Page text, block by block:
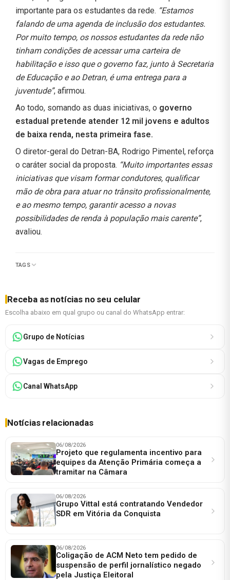
importante para os estudantes da rede. “Estamos
falando de uma agenda de inclusão dos estudantes.
Por muito tempo, os nossos estudantes da rede não
tinham condições de acessar uma carteira de
habilitação e isso que o governo faz, junto à Secretaria
de Educação e ao Detran, é uma entrega para a
juventude”, afirmou.
Ao todo, somando as duas iniciativas, o governo
estadual pretende atender 12 mil jovens e adultos
de baixa renda, nesta primeira fase.
O diretor-geral do Detran-BA, Rodrigo Pimentel, reforça
o caráter social da proposta. “Muito importantes essas
iniciativas que visam formar condutores, qualificar
mão de obra para atuar no trânsito profissionalmente,
e ao mesmo tempo, garantir acesso a novas
possibilidades de renda à população mais carente”,
avaliou.
TAGS
Receba as notícias no seu celular
Escolha abaixo em qual grupo ou canal do WhatsApp entrar:
Grupo de Notícias
Vagas de Emprego
Canal WhatsApp
Notícias relacionadas
06/08/2026
Projeto que regulamenta incentivo para
equipes da Atenção Primária começa a
tramitar na Câmara
06/08/2026
Grupo Vittal está contratando Vendedor
SDR em Vitória da Conquista
06/08/2026
Coligação de ACM Neto tem pedido de
suspensão de perfil jornalístico negado
pela Justiça Eleitoral